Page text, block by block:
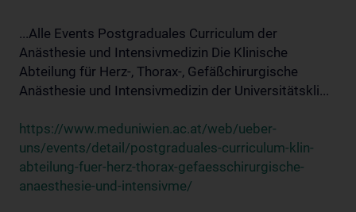
...Alle Events Postgraduales Curriculum der
Anästhesie und Intensivmedizin Die Klinische
Abteilung für Herz-, Thorax-, Gefäßchirurgische
Anästhesie und Intensivmedizin der Universitätskli...
https://www.meduniwien.ac.at/web/ueber-
uns/events/detail/postgraduales-curriculum-klin-
abteilung-fuer-herz-thorax-gefaesschirurgische-
anaesthesie-und-intensivme/